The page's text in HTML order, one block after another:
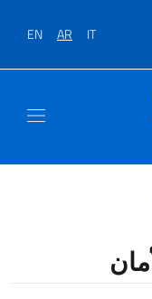
IT
AR
EN